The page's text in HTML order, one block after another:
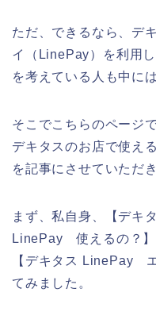
ただ、できるなら、デ
イ（LinePay）を利用
を考えている人も中に
そこでこちらのページ
デキタスのお店で使え
を記事にさせていただ
まず、私自身、【デキ
LinePay 使えるの？】
【デキタス LinePay
てみました。